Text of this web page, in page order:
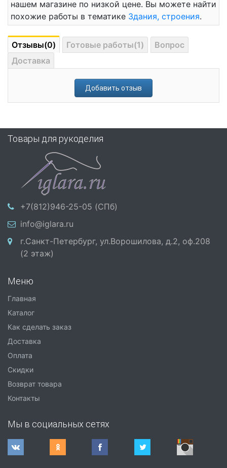
нашем магазине по низкой цене. Вы можете найти
похожие работы в тематике Здания, строения.
Отзывы(0) Готовые работы(1)
Вопрос
Доставка
Добавить отзыв
Товары для рукоделия
+7(812)946-25-05 (СПб)
info@iglara.ru
г.Санкт-Петербург, ул.Ворошилова, д.2, оф.208
(2 этаж)
Меню
Главная
Каталог
Как сделать заказ
Доставка
Оплата
Скидки
Возврат товара
Контакты
Мы в социальных сетях